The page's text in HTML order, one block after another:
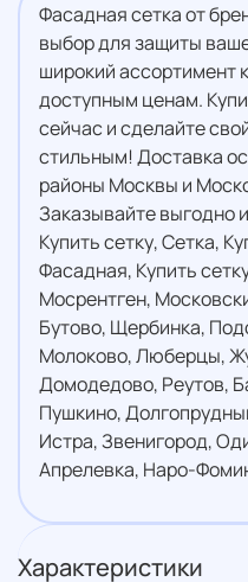
Фасадная сетка от
выбор для защиты
широкий ассортимент
доступным ценам.
сейчас и сделайте
стильным! Доставка
районы Москвы и
Заказывайте выгодно
Купить сетку, Сетка,
Фасадная, Купить
Мосрентген,
Бутово, Щербинка,
Молоково, Люберцы,
Домодедово, Реутов,
Пушкино,
Истра, Звенигород,
Апрелевка, Наро-
Характеристики